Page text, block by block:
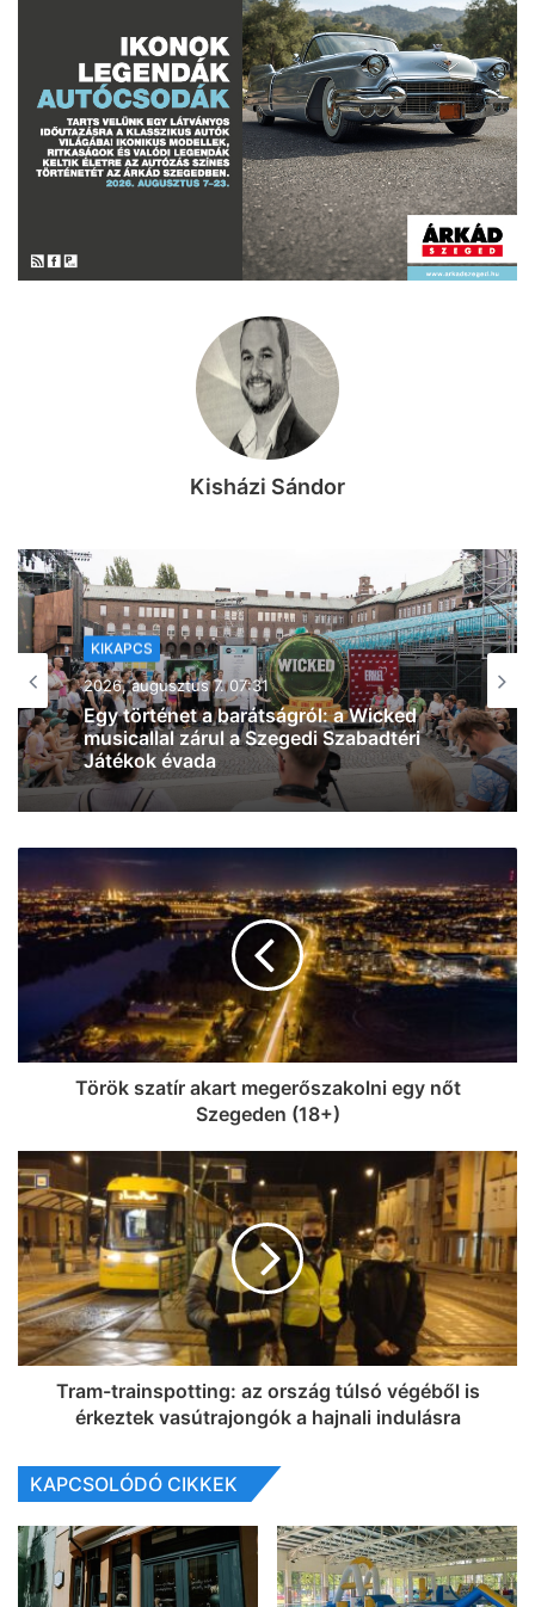
Kisházi Sándor
KIKAPCS
2026, augusztus 6. 18:28
Nyári bombaajánlat Szegeden –
jéghideg áron vár az új Škoda Octavia
1.5 TSI Joy a Porsche Szegednél!
Török szatír akart megerőszakolni egy nőt
Szegeden (18+)
Tram-trainspotting: az ország túlsó végéből is
érkeztek vasútrajongók a hajnali indulásra
KAPCSOLÓDÓ CIKKEK